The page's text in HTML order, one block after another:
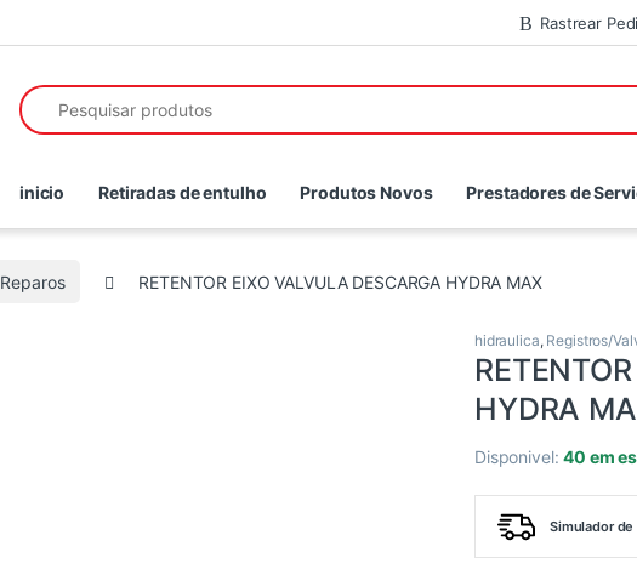
Rastrear
Search for:
inicio Retiradas de entulho Produtos Novos Prestadores de
Reparos RETENTOR EIXO VALVULA DESCARGA HYDRA MAX
hidraulica, Registros/
HYDRA
Disponivel:40 em
Simulador